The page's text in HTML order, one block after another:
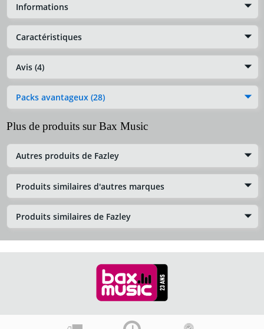
Informations
Caractéristiques
Avis (4)
Packs avantageux (28)
Plus de produits sur Bax Music
Autres produits de Fazley
Produits similaires d'autres marques
Produits similaires de Fazley